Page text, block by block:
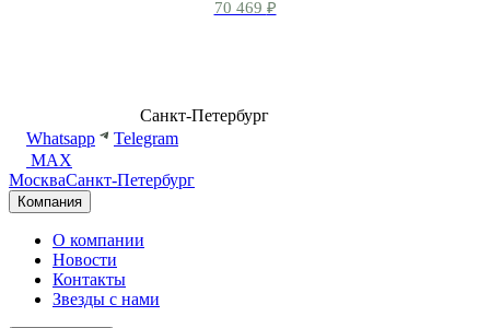
70 469 ₽
Санкт-Петербург
Whatsapp
Telegram
MAX
МоскваСанкт-Петербург
Компания
О компании
Новости
Контакты
Звезды с нами